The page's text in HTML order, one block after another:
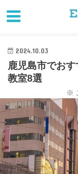
英会話スクール・英
【鹿児島】おすすめの英会話ス
鹿児島市でおすすめの英会話ス
2024.10.03
鹿児島市でお
教室8選
※